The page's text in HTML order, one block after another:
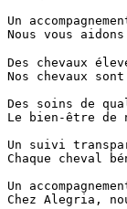
Un
Nous vous
Des chevaux
Nos chevaux
Des soins de
Le bien-être de
Un suivi
Chaque cheval
Un
Chez Alegria,